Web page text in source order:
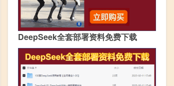
DeepSeek全套部署资料免费下载